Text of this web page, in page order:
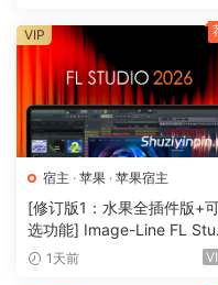
We have waited lonq
yet. Now, R2R made
environment :)
🏠 HomePage
宿主 · 苹果 · 苹果宿主
[修订版1：水果全插件版+
选功能] Image-Line FL
o Producer Edition
1天前
VIP